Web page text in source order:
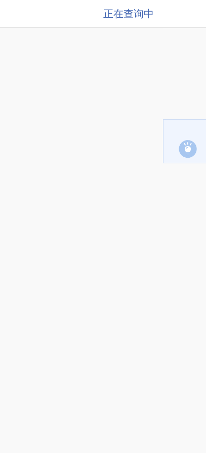
正在查询中